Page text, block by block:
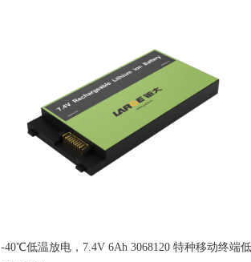
-40℃低温放电，7.4V 6Ah 3068120 特种移动终端低